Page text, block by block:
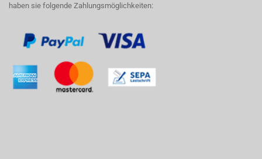
haben sie folgende Zahlungsmöglichkeiten: